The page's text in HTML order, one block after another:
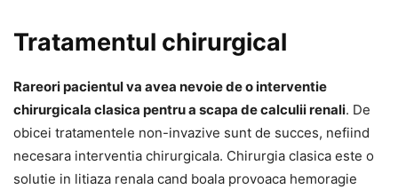
Tratamentul chirurgical
Rareori pacientul va avea nevoie de o interventie
chirurgicala clasica pentru a scapa de calculii renali. De
obicei tratamentele non-invazive sunt de succes, nefiind
necesara interventia chirurgicala. Chirurgia clasica este o
solutie in litiaza renala cand boala provoaca hemoragie